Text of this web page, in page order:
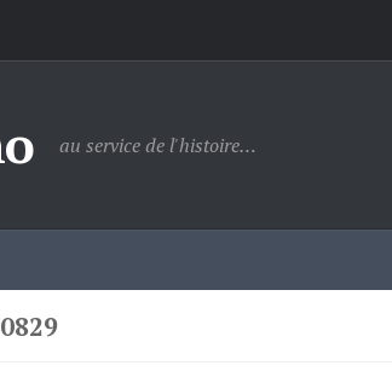
au service de l'histoire…